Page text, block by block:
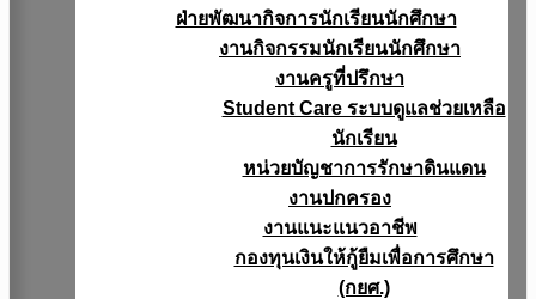
ฝ่ายพัฒนากิจการนักเรียนนักศึกษา
งานกิจกรรมนักเรียนนักศึกษา
งานครูที่ปรึกษา
Student Care ระบบดูแลช่วยเหลือ
นักเรียน
หน่วยบัญชาการรักษาดินแดน
งานปกครอง
งานแนะแนวอาชีพ
กองทุนเงินให้กู้ยืมเพื่อการศึกษา
(กยศ.)